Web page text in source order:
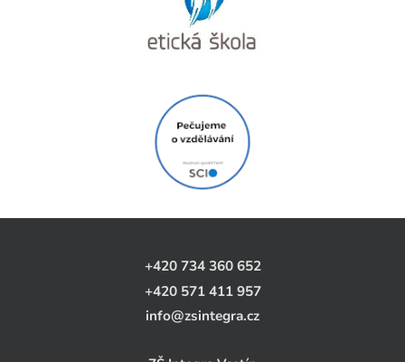
+420 734 360 652
+420 571 411 957
info@zsintegra.cz